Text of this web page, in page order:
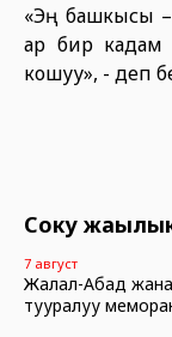
«Эң башкысы –
ар бир кадам
кошуу», - деп
Соңку
7 август
Жалал-Абад
тууралуу